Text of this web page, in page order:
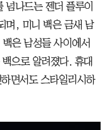
넘나드는 젠더 플루이
며, 미니 백은 금새 남
은 남성들 사이에서
으로 알려졌다. 휴대
면서도 스타일리시하